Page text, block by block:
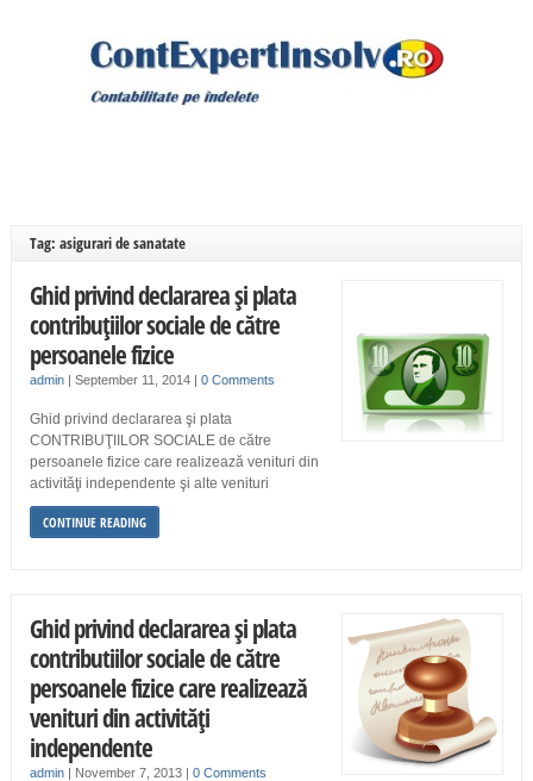
Tag: asigurari de sanatate
Ghid privind declararea şi plata
contribuţiilor sociale de către
persoanele fizice
admin| September 11, 2014 | 0 Comments
Ghid privind declararea şi plata
CONTRIBUŢIILOR SOCIALE de către
persoanele fizice care realizează venituri din
activităţi independente şi alte venituri
CONTINUE READING
Ghid privind declararea şi plata
contributiilor sociale de către
persoanele fizice care realizează
venituri din activităţi
independente
admin| November 7, 2013 | 0 Comments